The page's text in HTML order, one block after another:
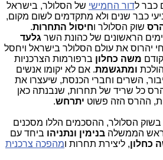
כבר לדור החמישי של הסלולר, בישראל
כבר שנים ולא מתקדמים לשום מקום,
שוק הסלולר וחיסול התחרות.
הראשונים של כהונת השר גלעד
יהרוס את עולם הסלולר בישראל ויחסל
משה כחלון ברפורמות הצרכניות
הולכת ומתגשמת. אם לא יקומו אנשים
השרים וחברי הכנסת, שיעצרו את
כל שריד של תחרות, שנבנתה כאן
ההרס הזה פשוט יתרחש.
הסלולר, ההסכמים הללו מסכנים
בנימין ונתניהו ביחד עם
כחלון, ליצירת תחרות ומהפכה צרכנית